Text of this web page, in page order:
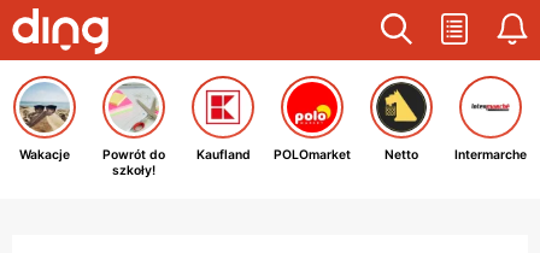
Wakacje
Powrót do
szkoły!
Kaufland POLOmarket Netto Intermarche